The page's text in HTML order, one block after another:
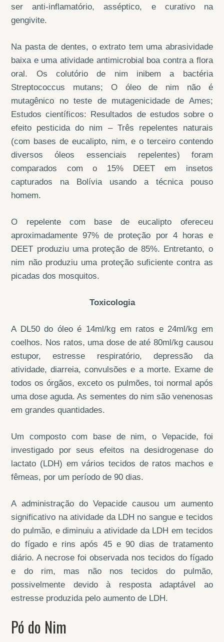
ser anti-inflamatório, asséptico, e curativo na
gengivite.
Na pasta de dentes, o extrato tem uma abrasividade
baixa e uma atividade antimicrobial boa contra a flora
oral. Os colutório de nim inibem a bactéria
Streptococcus mutans; O óleo de nim não é
mutagênico no teste de mutagenicidade de Ames;
Estudos científicos: Resultados de estudos sobre o
efeito pesticida do nim – Três repelentes naturais
(com bases de eucalipto, nim, e o terceiro contendo
diversos óleos essenciais repelentes) foram
comparados com o 15% DEET em insetos
capturados na Bolívia usando a técnica pouso
homem.
O repelente com base de eucalipto ofereceu
aproximadamente 97% de proteção por 4 horas e
DEET produziu uma proteção de 85%. Entretanto, o
nim não produziu uma proteção suficiente contra as
picadas dos mosquitos.
Toxicologia
A DL50 do óleo é 14ml/kg em ratos e 24ml/kg em
coelhos. Nos ratos, uma dose de até 80ml/kg causou
estupor, estresse respiratório, depressão da
atividade, diarreia, convulsões e a morte. Exame de
todos os órgãos, exceto os pulmões, toi normal após
uma dose aguda. As sementes do nim são venenosas
em grandes quantidades.
Um composto com base de nim, o Vepacide, foi
investigado por seus efeitos na desidrogenase do
lactato (LDH) em vários tecidos de ratos machos e
fêmeas, por um período de 90 dias.
A administração do Vepacide causou um aumento
significativo na atividade da LDH no sangue e tecidos
do pulmão, e diminuiu a atividade da LDH em tecidos
do fígado e rins após 45 e 90 dias de tratamento
diário. A necrose foi observada nos tecidos do fígado
e do rim, mas não nos tecidos do pulmão,
possivelmente devido à resposta adaptável ao
estresse produzida pelo aumento de LDH.
Pó do Nim